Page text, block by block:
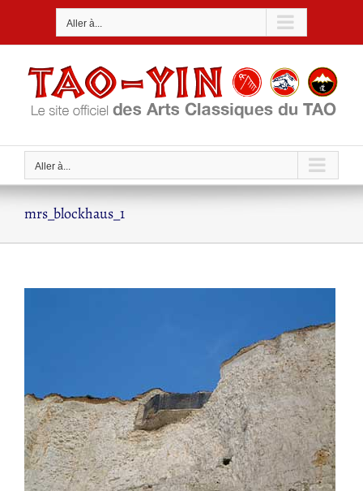
Aller à...
Aller à...
mrs_blockhaus_1